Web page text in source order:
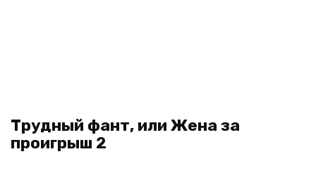
Трудный фант, или Жена за
проигрыш 2